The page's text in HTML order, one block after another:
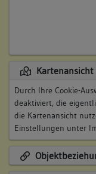
Kartenansicht
Durch Ihre Cookie-
deaktiviert, die
die Kartenansicht
Einstellungen unter